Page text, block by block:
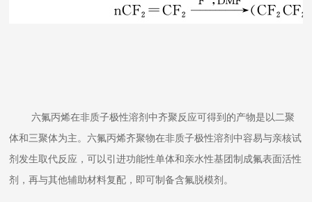
六氟丙烯在非质子极性溶剂中齐聚反应可得到的产物是以二聚
体和三聚体为主。六氟丙烯齐聚物在非质子极性溶剂中容易与亲核试
剂发生取代反应，可以引进功能性单体和亲水性基团制成氟表面活性
剂，再与其他辅助材料复配，即可制备含氟脱模剂。